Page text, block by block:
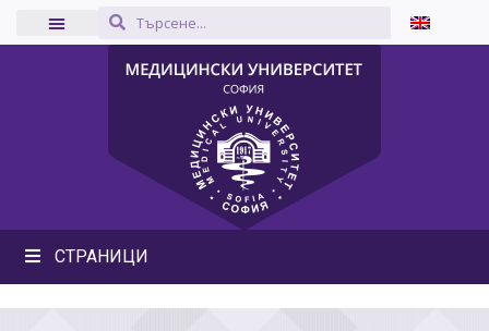
СТРАНИЦИ